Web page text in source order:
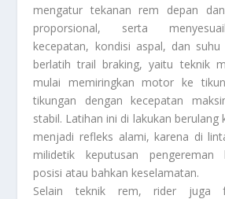
mengatur tekanan rem depan
proporsional, serta
kecepatan, kondisi aspal, dan
berlatih trail braking, yaitu teknik
mulai memiringkan motor ke
tikungan dengan kecepatan
stabil. Latihan ini di lakukan berulang
menjadi refleks alami, karena di
milidetik keputusan pengereman
posisi atau bahkan keselamatan.
Selain teknik rem, rider juga